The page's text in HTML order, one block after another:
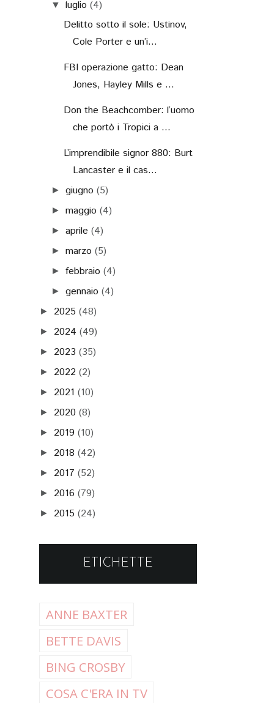
▼ luglio (4)
Delitto sotto il sole: Ustinov,
Cole Porter e un’i...
FBI operazione gatto: Dean
Jones, Hayley Mills e ...
Don the Beachcomber: l’uomo
che portò i Tropici a ...
L’imprendibile signor 880: Burt
Lancaster e il cas...
►giugno (5)
►maggio (4)
►aprile (4)
►marzo (5)
►febbraio (4)
►gennaio (4)
► 2025 (48)
► 2024 (49)
► 2023 (35)
► 2022 (2)
► 2021 (10)
► 2020 (8)
► 2019 (10)
► 2018 (42)
► 2017 (52)
► 2016 (79)
► 2015 (24)
ETICHETTE
ANNE BAXTER
BETTE DAVIS
BING CROSBY
COSA C'ERA IN TV